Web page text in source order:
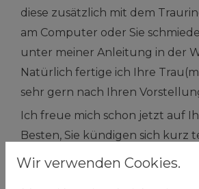
diese zusätzlich mit dem
am Computer oder Sie
unter meiner Anleitung in der
Natürlich fertige ich Ihre
sehr gern nach Ihren
Ich freue mich schon jetzt auf
Besten, Sie kündigen sich kurz
damit ich mir ausreichend Zeit
Wir verwenden Cookies.